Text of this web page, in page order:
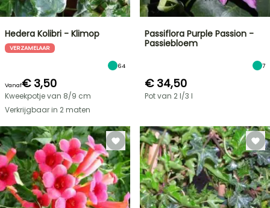
Hedera Kolibri - Klimop
VERZAMELAAR
64
Vanaf€ 3,50
Kweekpotje van 8/9 cm
Verkrijgbaar in 2 maten
Passiflora Purple Passion -
Passiebloem
7
€ 34,50
Pot van 2 l/3 l